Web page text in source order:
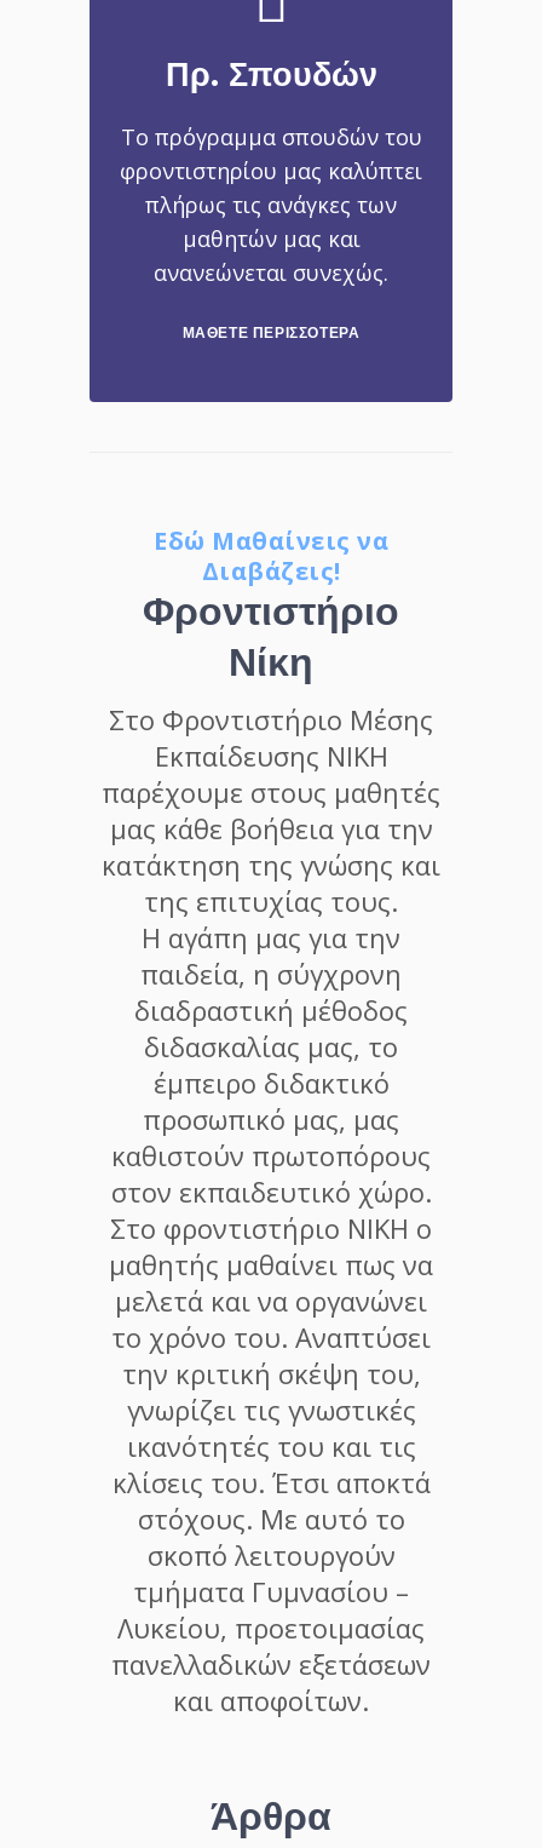
Πρ. Σπουδών
Το πρόγραμμα σπουδών του
φροντιστηρίου μας καλύπτει
πλήρως τις ανάγκες των
μαθητών μας και
ανανεώνεται συνεχώς.
ΜΆΘΕΤΕ ΠΕΡΙΣΣΌΤΕΡΑ
Εδώ Μαθαίνεις να
Διαβάζεις!
Φροντιστήριο
Νίκη
Στο Φροντιστήριο Μέσης
Εκπαίδευσης ΝΙΚΗ
παρέχουμε στους μαθητές
μας κάθε βοήθεια για την
κατάκτηση της γνώσης και
της επιτυχίας τους.
Η αγάπη μας για την
παιδεία, η σύγχρονη
διαδραστική μέθοδος
διδασκαλίας μας, το
έμπειρο διδακτικό
προσωπικό μας, μας
καθιστούν πρωτοπόρους
στον εκπαιδευτικό χώρο.
Στο φροντιστήριο ΝΙΚΗ ο
μαθητής μαθαίνει πως να
μελετά και να οργανώνει
το χρόνο του. Αναπτύσει
την κριτική σκέψη του,
γνωρίζει τις γνωστικές
ικανότητές του και τις
κλίσεις του. Έτσι αποκτά
στόχους. Με αυτό το
σκοπό λειτουργούν
τμήματα Γυμνασίου –
Λυκείου, προετοιμασίας
πανελλαδικών εξετάσεων
και αποφοίτων.
Άρθρα